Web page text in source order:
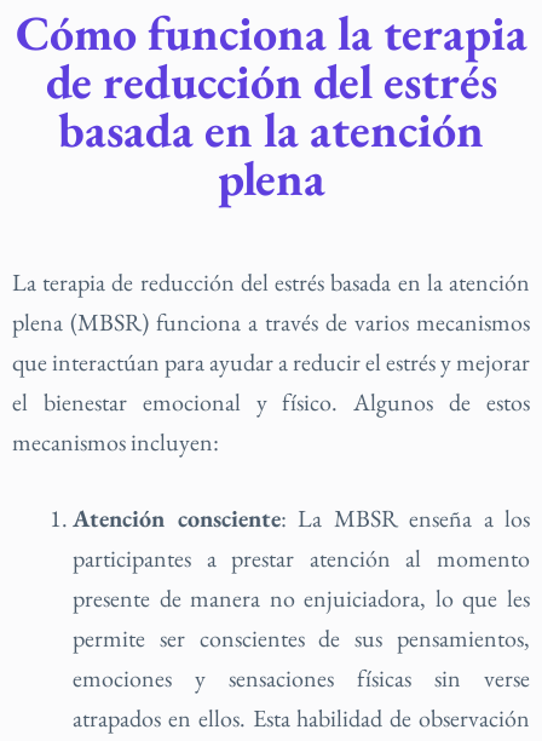
Cómo funciona la terapia
de reducción del estrés
basada en la atención
plena
La terapia de reducción del estrés basada en la atención
plena (MBSR) funciona a través de varios mecanismos
que interactúan para ayudar a reducir el estrés y mejorar
el bienestar emocional y físico. Algunos de estos
mecanismos incluyen:
Atención consciente: La MBSR enseña a los
participantes a prestar atención al momento
presente de manera no enjuiciadora, lo que les
permite ser conscientes de sus pensamientos,
emociones y sensaciones físicas sin verse
atrapados en ellos. Esta habilidad de observación